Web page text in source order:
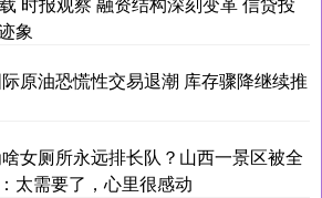
象
原油恐慌性交易退潮 库存骤降继续推
女厕所永远排长队？山西一景区被全
太需要了，心里很感动